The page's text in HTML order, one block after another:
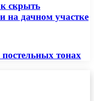
скрыть
на дачном участке
тонах